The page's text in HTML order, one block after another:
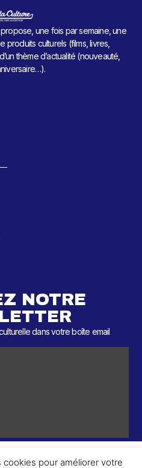
une fois par semaine, une
produits culturels (films, livres,
thème d’actualité (nouveauté,
NOTRE
dans votre boîte email
pour améliorer votre